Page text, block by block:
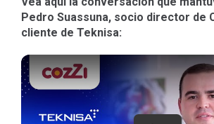
Pedro Suassuna, socio director de
cliente de Teknisa: